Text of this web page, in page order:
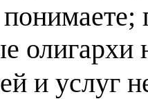
олигархи
и услуг